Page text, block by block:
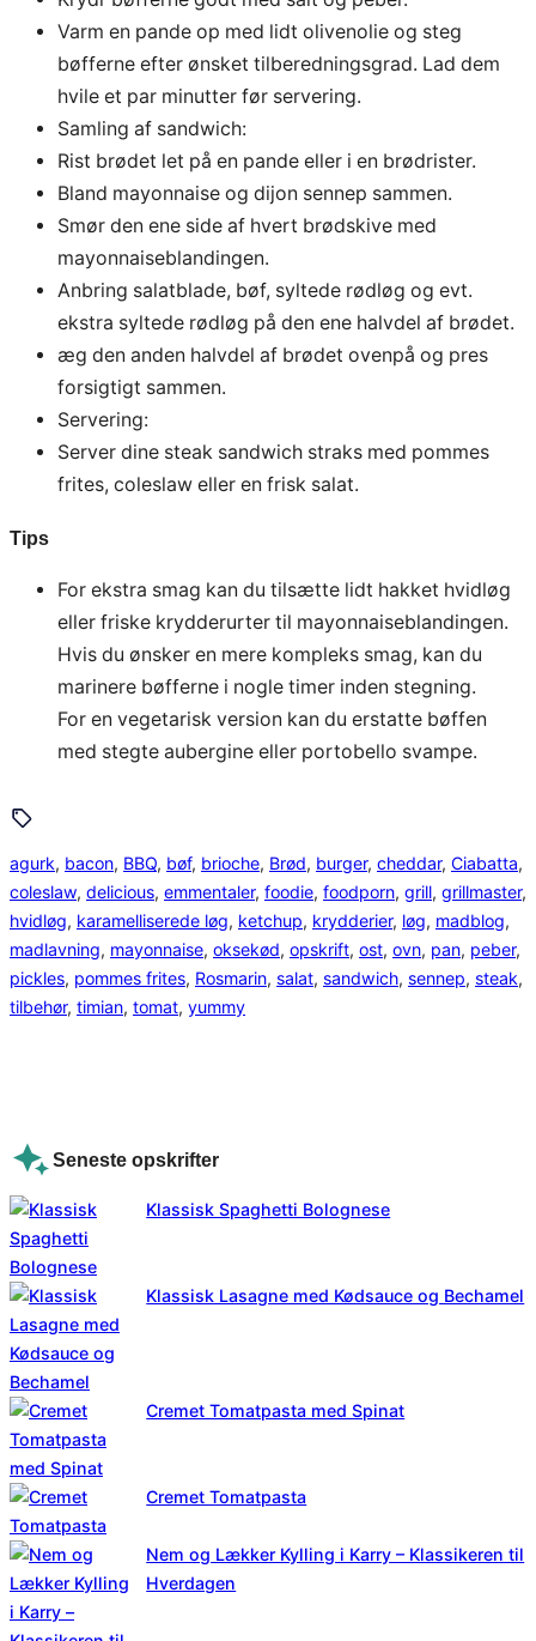
Varm en pande op med lidt olivenolie og steg
bøfferne efter ønsket tilberedningsgrad. Lad dem
hvile et par minutter før servering.
Samling af sandwich:
Rist brødet let på en pande eller i en brødrister.
Bland mayonnaise og dijon sennep sammen.
Smør den ene side af hvert brødskive med
mayonnaiseblandingen.
Anbring salatblade, bøf, syltede rødløg og evt.
ekstra syltede rødløg på den ene halvdel af brødet.
æg den anden halvdel af brødet ovenpå og pres
forsigtigt sammen.
Servering:
Server dine steak sandwich straks med pommes
frites, coleslaw eller en frisk salat.
Tips
For ekstra smag kan du tilsætte lidt hakket hvidløg
eller friske krydderurter til mayonnaiseblandingen.
Hvis du ønsker en mere kompleks smag, kan du
marinere bøfferne i nogle timer inden stegning.
For en vegetarisk version kan du erstatte bøffen
med stegte aubergine eller portobello svampe.
agurk, bacon, BBQ, bøf, brioche, Brød, burger, cheddar, Ciabatta
coleslaw, delicious, emmentaler, foodie, foodporn, grill, grillmaster
hvidløg, karamelliserede løg, ketchup, krydderier, løg, madblog
madlavning, mayonnaise, oksekød, opskrift, ost, ovn, pan, peber
pickles, pommes frites, Rosmarin, salat, sandwich, sennep, steak
tilbehør, timian, tomat, yummy
Seneste opskrifter
Klassisk Spaghetti Bolognese
Klassisk Lasagne med Kødsauce og Bechamel
Cremet Tomatpasta med Spinat
Cremet Tomatpasta
Nem og Lækker Kylling i Karry – Klassikeren til
Hverdagen